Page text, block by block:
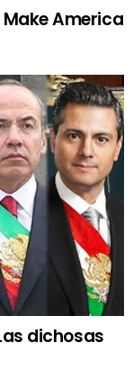
America
dichosas